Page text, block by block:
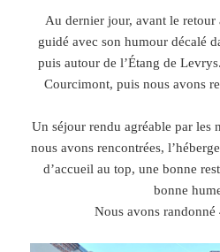
Au dernier jour, avant le retour
guidé avec son humour décalé
puis autour de l’Étang de
Courcimont, puis nous avons
Un séjour rendu agréable par les
nous avons rencontrées,
d’accueil au top, une bonne
bonne
Nous avons